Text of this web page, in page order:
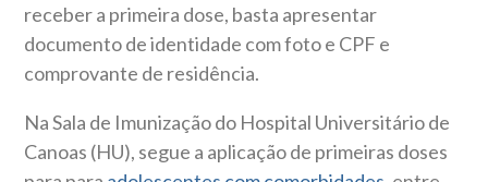
receber a primeira dose, basta apresentar
documento de identidade com foto e CPF e
comprovante de residência.
Na Sala de Imunização do Hospital Universitário de
Canoas (HU), segue a aplicação de primeiras doses